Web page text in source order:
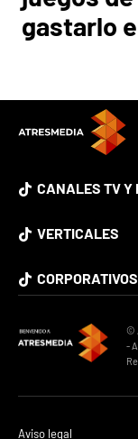
gastarlo
CANALES TV Y
VERTICALES
©
-
Aviso legal